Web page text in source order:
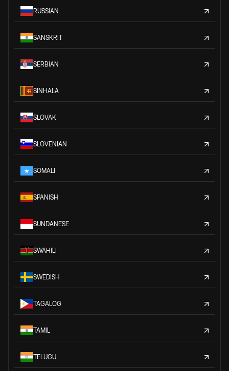
RUSSIAN
SANSKRIT
SERBIAN
SINHALA
SLOVAK
SLOVENIAN
SOMALI
SPANISH
SUNDANESE
SWAHILI
SWEDISH
TAGALOG
TAMIL
TELUGU